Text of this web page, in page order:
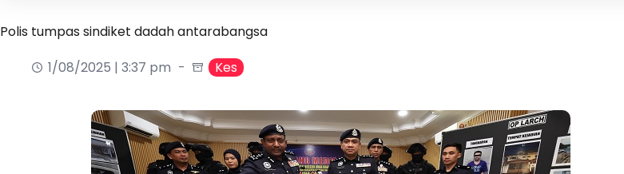
Polis tumpas sindiket dadah antarabangsa
1/08/2025 | 3:37 pm
Kes